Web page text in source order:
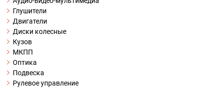
Глушители
Двигатели
Диски колесные
Кузов
МКПП
Оптика
Подвеска
Рулевое управление